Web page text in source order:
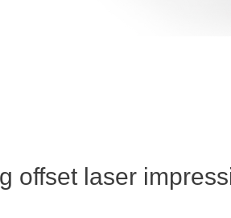
offset laser